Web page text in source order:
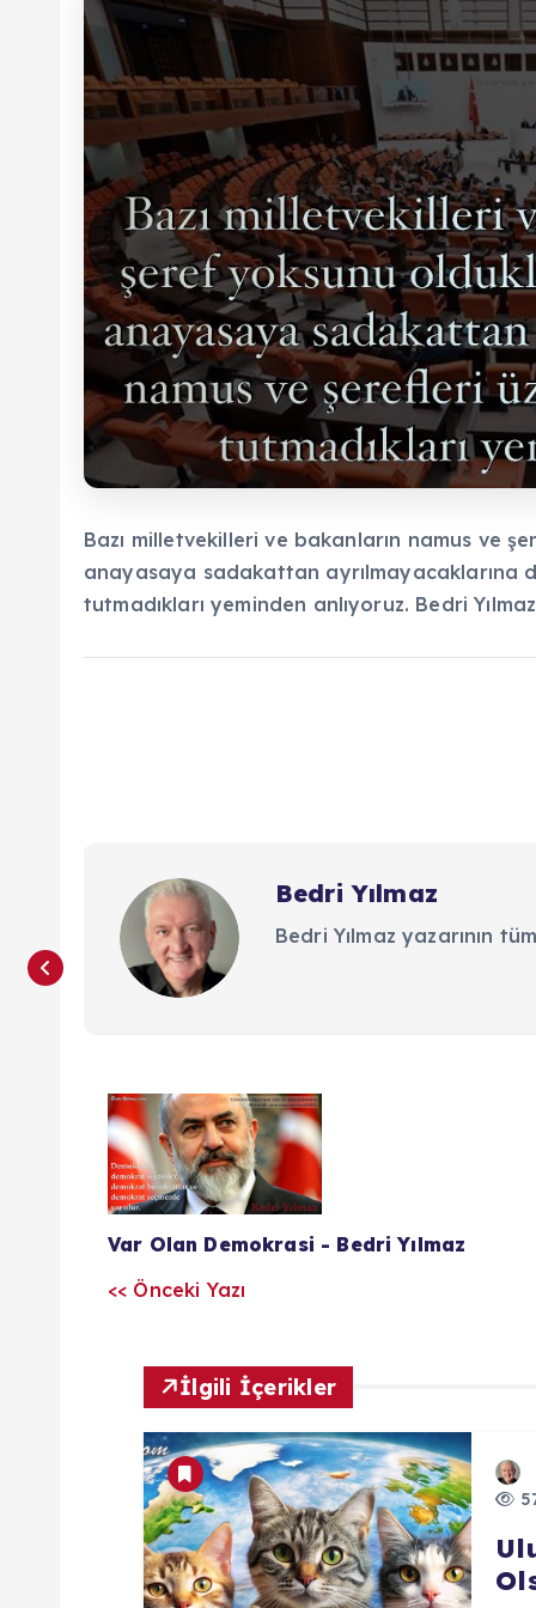
Bazı milletvekilleri ve bakanların namus ve
anayasaya sadakattan ayrılmayacaklarına
tutmadıkları yeminden anlıyoruz. Bedri Yılmaz
Bedri Yılmaz
Bedri Yılmaz yazarının
Y
a
z
Var Olan Demokrasi - Bedri Yılmaz
<< Önceki Yazı
İlgili İçerikler